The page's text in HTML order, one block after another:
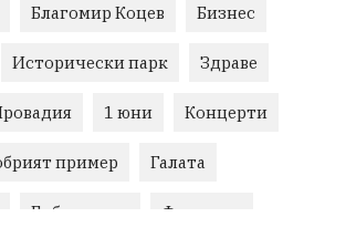
Благомир Коцев Бизнес
Исторически парк Здраве
1 юни Концерти
пример Галата
Библиотека Фестивал